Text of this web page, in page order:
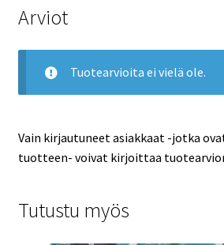
Arviot
Tuotearvioita ei vielä ole.
Vain kirjautuneet asiakkaat -jotka
tuotteen- voivat kirjoittaa
Tutustu myös